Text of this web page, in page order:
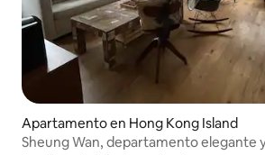
Apartamento en Hong Kong Island
Sheung Wan, departamento elegante